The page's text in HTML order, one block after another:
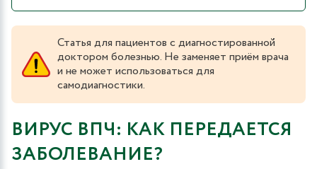
Статья для пациентов с диагностированной
доктором болезнью. Не заменяет приём врача
и не может использоваться для
самодиагностики.
ВИРУС ВПЧ: КАК ПЕРЕДАЕТСЯ
ЗАБОЛЕВАНИЕ?